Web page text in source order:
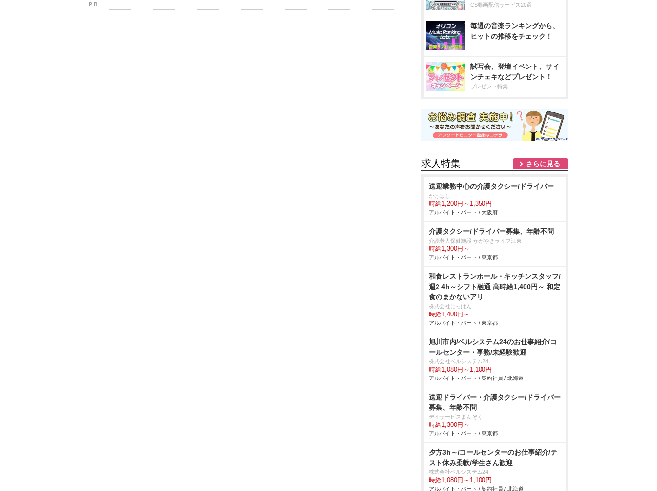
P R CS動画配信サービス20選
毎週の音楽ランキングから、
ヒットの推移をチェック！
試写会、登壇イベント、サイ
ンチェキなどプレゼント！
プレゼント特集
求人特集 さらに見る
送迎業務中心の介護タクシー/ドライバー
かけはし
時給1,200円～1,350円
アルバイト・パート / 大阪府
介護タクシー/ドライバー募集、年齢不問
介護老人保健施設 かがやきライフ江東
時給1,300円～
アルバイト・パート / 東京都
和食レストランホール・キッチンスタッフ/
週2 4h～シフト融通 高時給1,400円～ 和定
食のまかないアリ
株式会社にっぱん
時給1,400円～
アルバイト・パート / 東京都
旭川市内/ベルシステム24のお仕事紹介/コ
ールセンター・事務/未経験歓迎
株式会社ベルシステム24
時給1,080円～1,100円
アルバイト・パート / 契約社員 / 北海道
送迎ドライバー・介護タクシー/ドライバー
募集、年齢不問
デイサービスまんぞく
時給1,300円～
アルバイト・パート / 東京都
夕方3h～/コールセンターのお仕事紹介/テ
スト休み柔軟/学生さん歓迎
株式会社ベルシステム24
時給1,080円～1,100円
アルバイト・パート / 契約社員 / 北海道